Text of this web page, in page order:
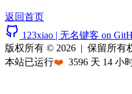
返回首页
123xiao | 无名键客 on
版权所有 © 2026 | 保留所有
本站已运行❤️ 3596 天 14 小